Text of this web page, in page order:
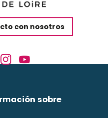
con nosotros
sobre